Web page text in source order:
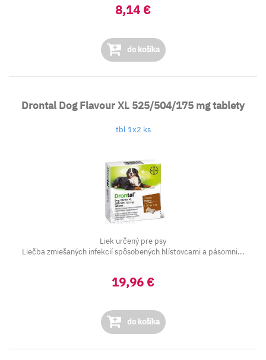
8,14 €
do košíka
Drontal Dog Flavour XL 525/504/175 mg tablety
tbl 1x2 ks
Liek určený pre psy
Liečba zmiešaných infekcií spôsobených hlístovcami a pásomni...
19,96 €
do košíka